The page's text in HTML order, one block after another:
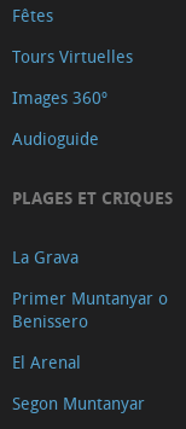
Fêtes
Tours Virtuelles
Images 360º
Audioguide
PLAGES ET CRIQUES
La Grava
Primer Muntanyar o
Benissero
El Arenal
Segon Muntanyar